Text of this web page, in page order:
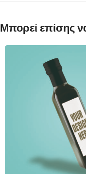
Μπορεί επίσης